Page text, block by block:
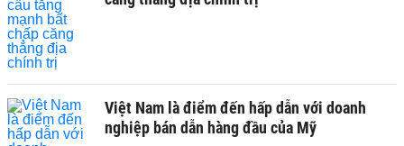
Việt Nam là điểm đến hấp dẫn với doanh
nghiệp bán dẫn hàng đầu của Mỹ